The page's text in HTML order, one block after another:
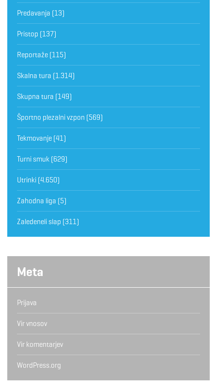
Predavanja (13)
Pristop (137)
Reportaže (115)
Skalna tura (1.314)
Skupna tura (149)
Športno plezalni vzpon (569)
Tekmovanje (41)
Turni smuk (629)
Utrinki (4.650)
Zahodna liga (5)
Zaledeneli slap (311)
Meta
Prijava
Vir vnosov
Vir komentarjev
WordPress.org